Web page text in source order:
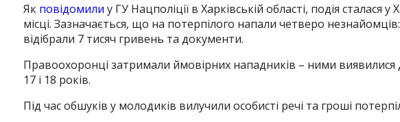
Як повідомили у ГУ Нацполіції в Харківській області, подія
місці. Зазначається, що на потерпілого напали четверо
відібрали 7 тисяч гривень та документи.
Правоохоронці затримали ймовірних нападників – ними
17 і 18 років.
Під час обшуків у молодиків вилучили особисті речі та гроші